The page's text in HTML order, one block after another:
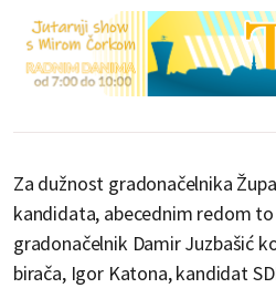
Za dužnost gradonačelnika
kandidata, abecednim redom
gradonačelnik Damir Juzbašić
birača, Igor Katona, kandidat